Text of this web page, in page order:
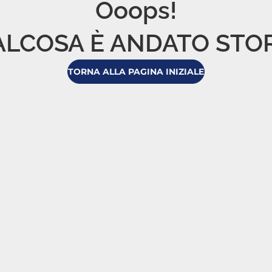
Ooops!
È ANDATO
TORNA ALLA PAGINA INIZIALE